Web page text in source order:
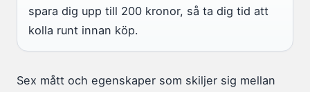
spara dig upp till 200 kronor, så ta dig tid att
kolla runt innan köp.
Sex mått och egenskaper som skiljer sig mellan